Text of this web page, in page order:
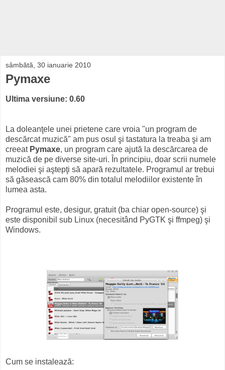
sâmbătă, 30 ianuarie 2010
Pymaxe
Ultima versiune: 0.60
La doleanţele unei prietene care vroia "un program de
descărcat muzică" am pus osul şi tastatura la treaba şi am
creeat Pymaxe, un program care ajută la descărcarea de
muzică de pe diverse site-uri. În principiu, doar scrii numele
melodiei şi aştepţi să apară rezultatele. Programul ar trebui
să găsească cam 80% din totalul melodiilor existente în
lumea asta.
Programul este, desigur, gratuit (ba chiar open-source) şi
este disponibil sub Linux (necesitând PyGTK şi ffmpeg) şi
Windows.
Cum se instalează: